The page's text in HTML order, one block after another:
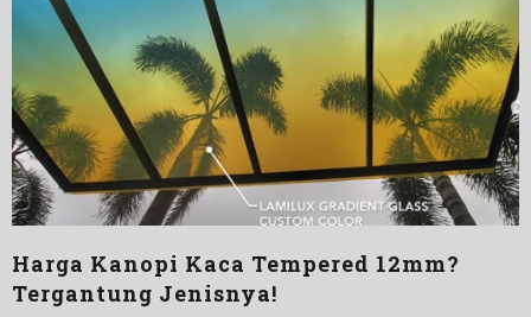
Harga Kanopi Kaca Tempered 12mm?
Tergantung Jenisnya!